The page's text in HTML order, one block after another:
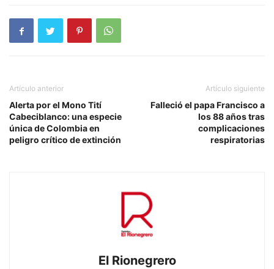
Artículo anterior
Alerta por el Mono Tití
Cabeciblanco: una especie
única de Colombia en
peligro crítico de extinción
Artículo siguiente
Falleció el papa Francisco a
los 88 años tras
complicaciones
respiratorias
El Rionegrero